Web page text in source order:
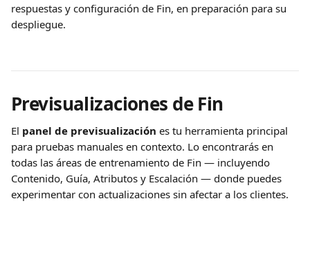
respuestas y configuración de Fin, en preparación para su
despliegue.
Previsualizaciones de Fin
El panel de previsualización es tu herramienta principal
para pruebas manuales en contexto. Lo encontrarás en
todas las áreas de entrenamiento de Fin — incluyendo
Contenido, Guía, Atributos y Escalación — donde puedes
experimentar con actualizaciones sin afectar a los clientes.